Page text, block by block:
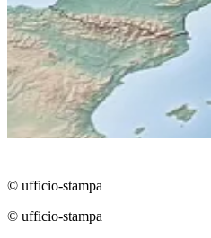
© ufficio-stampa
© ufficio-stampa